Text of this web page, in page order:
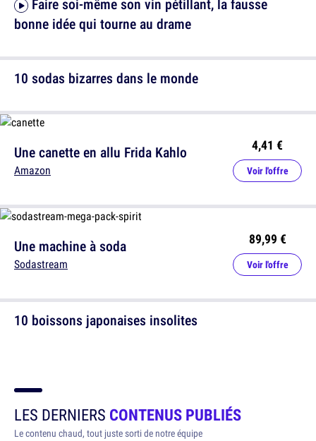
10 sodas bizarres dans le monde
10 boissons japonaises insolites
bonne idée qui tourne au drame
Une canette en allu Frida Kahlo
Amazon
4,41 €
Voir l'offre
Une machine à soda
Sodastream
89,99 €
Voir l'offre
LES DERNIERS CONTENUS PUBLIÉS
Le contenu chaud, tout juste sorti de notre équipe